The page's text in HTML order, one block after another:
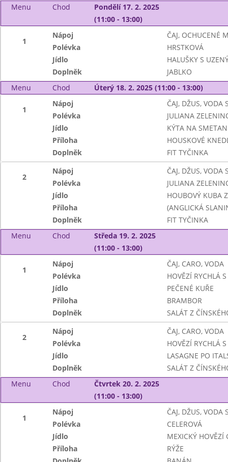
Menu Chod
Pondělí 17. 2. 2025
(11:00 - 13:00)
1
Nápoj
ČAJ, OCHUCENÉ
Polévka
HRSTKOVÁ
Jídlo
HALUŠKY S
Doplněk
JABLKO
Menu
Chod Úterý 18. 2. 2025 (11:00 - 13:00)
1
Nápoj
ČAJ, DŽUS, VODA
Polévka
JULIANA
Jídlo
KÝTA NA
Příloha
HOUSKOVÉ
Doplněk
FIT TYČINKA
2
Nápoj
ČAJ, DŽUS, VODA
Polévka
JULIANA
Jídlo
HOUBOVÝ KUBA
Příloha
(ANGLICKÁ
Doplněk
FIT TYČINKA
Menu
Chod
Středa 19. 2. 2025
(11:00 - 13:00)
1
Nápoj
ČAJ, CARO, VODA
Polévka
HOVĚZÍ RYCHLÁ S
Jídlo
PEČENÉ KUŘE
Příloha
BRAMBOR
Doplněk
SALÁT Z
2
Nápoj
ČAJ, CARO, VODA
Polévka
HOVĚZÍ RYCHLÁ S
Jídlo
LASAGNE PO
Doplněk
SALÁT Z
Menu
Chod
Čtvrtek 20. 2. 2025
(11:00 - 13:00)
1
Nápoj
ČAJ, DŽUS, VODA
Polévka
CELEROVÁ
Jídlo
MEXICKÝ HOVĚZÍ
Příloha
RÝŽE